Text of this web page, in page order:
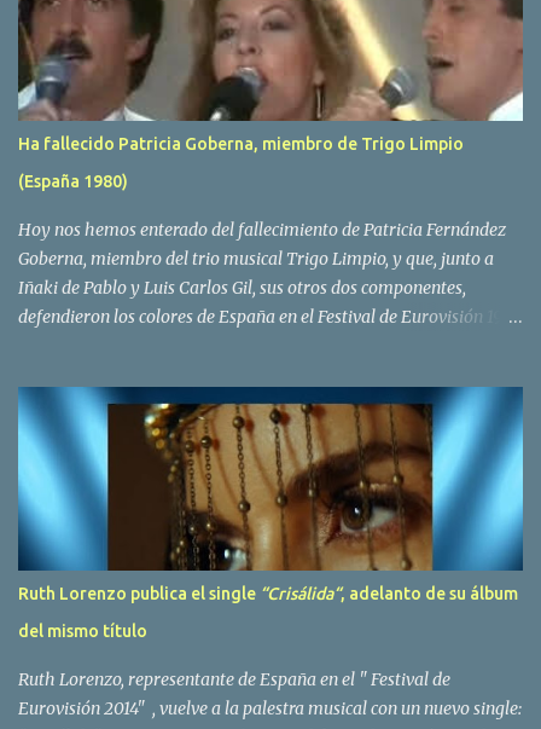
estudiante de medicina Luis Villar, comenzando a actuar
juntos,Santos a la guitarra y Villar al piano, sin atreverse a dar el
salto al mercado profesional. Sin embargo esto cambió gracias a la
propia Amaia Saizar, que tras su abandono de Trigo Limpio,
recibió por parte de la discografica Hispavox el encargo de crear
un nuevo grupo, reclutando al duo de amigos y a la ex modelo
Yolanda Hoyos. Con los cuatro surgió en el año 1982 el grupo
Ha fallecido Patricia Goberna, miembro de Trigo Limpio
(España 1980)
Hoy nos hemos enterado del fallecimiento de Patricia Fernández
Goberna, miembro del trio musical Trigo Limpio, y que, junto a
Iñaki de Pablo y Luis Carlos Gil, sus otros dos componentes,
defendieron los colores de España en el Festival de Eurovisión 1980
padeciendo desde hace tiempo. Patricia Fernández Goberna,
nacida en 1957, entró a formar parte de la formación musical
antes mencionada en el año 1979 sustituyendo a Amaya Saizar. Es
el año 1980 cuando son elegidos para representar a España en
Dublín donde, con su tema Quedate esta noche, obtienen el puesto
12 de 19 países. Tras esta participación graban en Estados Unidos
el disco Entrañablemente , abriendole las puertas del éxito en
America Latina, en especial en Mexico, en donde pasan largas
temporadas. En Trigo Limpio permanecerá hasta el año 1988,
Ruth Lorenzo publica el single “Crisálida“, adelanto de su álbum
del mismo título
Ruth Lorenzo, representante de España en el " Festival de
Eurovisión 2014" , vuelve a la palestra musical con un nuevo single: